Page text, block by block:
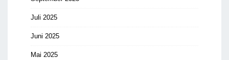
Juli 2025
Juni 2025
Mai 2025